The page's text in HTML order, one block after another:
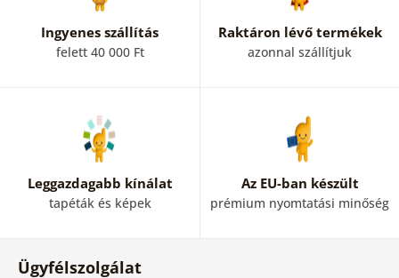
Ingyenes szállítás
felett 40 000 Ft
Raktáron lévő termékek
azonnal szállítjuk
Leggazdagabb kínálat
tapéták és képek
Az EU-ban készült
prémium nyomtatási minőség
Ügyfélszolgálat